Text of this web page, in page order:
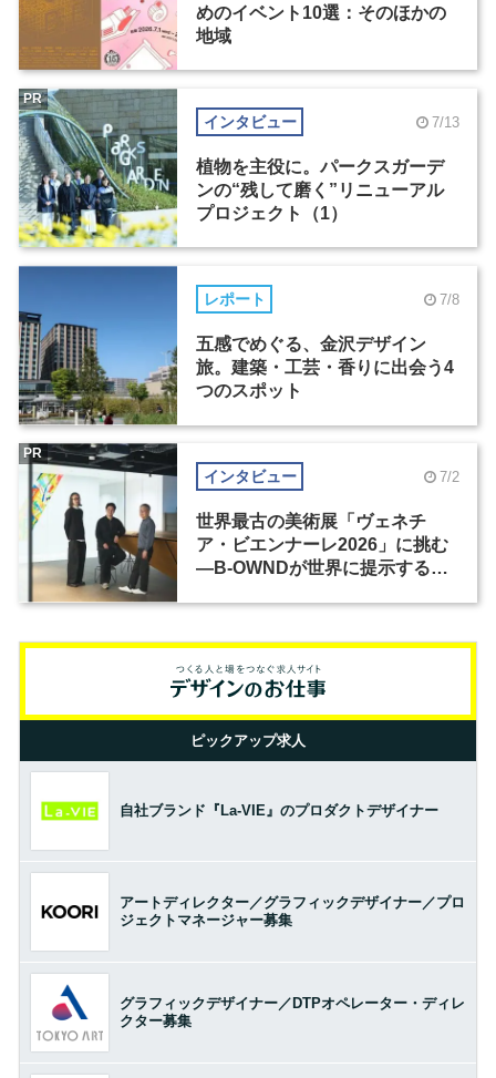
めのイベント10選：そのほかの
地域
インタビュー 7/13
植物を主役に。パークスガーデ
ンの“残して磨く”リニューアル
プロジェクト（1）
PR
レポート 7/8
五感でめぐる、金沢デザイン
旅。建築・工芸・香りに出会う4
つのスポット
インタビュー 7/2
世界最古の美術展「ヴェネチ
ア・ビエンナーレ2026」に挑む
―B-OWNDが世界に提示する美
PR
ピックアップ求人
自社ブランド『La-VIE』のプロダクトデザイナー
アートディレクター／グラフィックデザイナー／プロ
ジェクトマネージャー募集
グラフィックデザイナー／DTPオペレーター・ディレ
クター募集